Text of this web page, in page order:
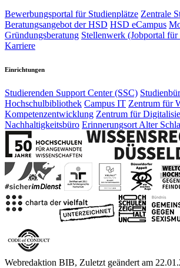
Bewerbungsportal für Studienplätze Zentrale
Beratungsangebot der HSD HSD eCampus
Gründungsberatung Stellenwerk (Jobportal für
Karriere
Einrichtungen
Studierenden Support Center (SSC)
Hochschulbibliothek Campus IT Zentrum für
Kompetenzentwicklung Zentrum für
Nachhaltigkeitsbüro Erinnerungsort Alter
Webredaktion BIB, Zuletzt geändert am